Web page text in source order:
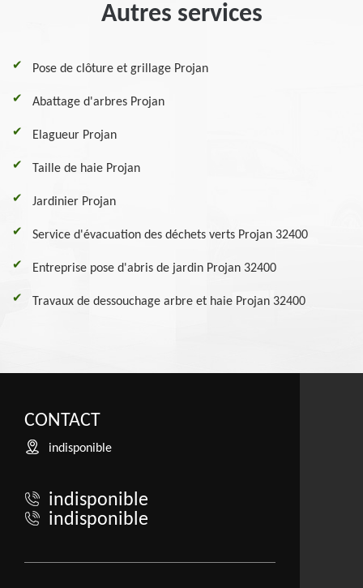
Autres services
Pose de clôture et grillage Projan
Abattage d'arbres Projan
Elagueur Projan
Taille de haie Projan
Jardinier Projan
Service d'évacuation des déchets verts Projan 32400
Entreprise pose d'abris de jardin Projan 32400
Travaux de dessouchage arbre et haie Projan 32400
CONTACT
indisponible
indisponible
indisponible